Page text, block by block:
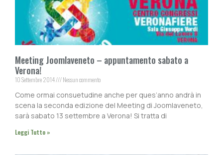
Meeting Joomlaveneto – appuntamento sabato a
Verona!
10 Settembre 2014 Nessun commento
Come ormai consuetudine anche per ques’anno andrà in
scena la seconda edizione del Meeting di Joomlaveneto,
sarà sabato 13 settembre a Verona! Si tratta di
Leggi Tutto »